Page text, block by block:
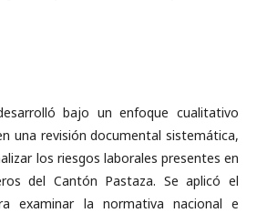
bajo un enfoque cualitativo
una revisión documental sistemática,
los riesgos laborales presentes en
del Cantón Pastaza. Se aplicó el
examinar la normativa nacional e